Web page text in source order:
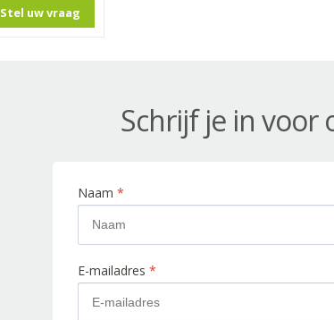
Stel uw vraag
Schrijf je in voor
Naam *
E-mailadres *